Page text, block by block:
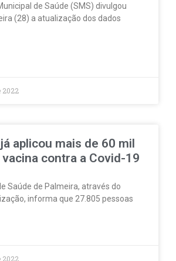
de Saúde (SMS) divulgou
(28) a atualização dos dados
2022
aplicou mais de 60 mil
contra a Covid-19
Saúde de Palmeira, através do
informa que 27.805 pessoas
2022